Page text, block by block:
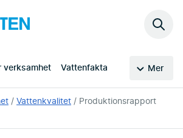
verksamhet Vattenfakta Mer
Sök
Vattenkvalitet
Produktionsrapport